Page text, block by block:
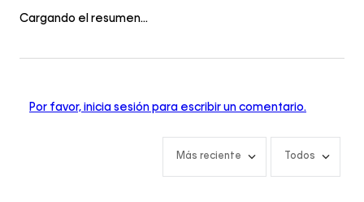
Cargando el resumen…
Por favor, inicia sesión para escribir un comentario.
Más reciente Todos